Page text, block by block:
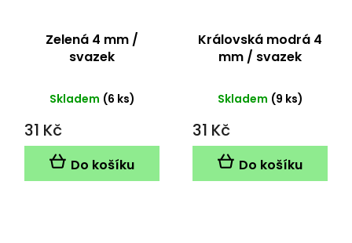
Zelená 4 mm /
svazek
Skladem (6 ks)
31 Kč
Do košíku
Královská modrá 4
mm / svazek
Skladem (9 ks)
31 Kč
Do košíku